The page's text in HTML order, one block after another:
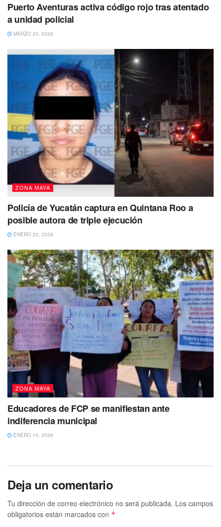
Puerto Aventuras activa código rojo tras atentado
a unidad policial
MARZO 20, 2026
ZONA MAYA
Policía de Yucatán captura en Quintana Roo a
posible autora de triple ejecución
ENERO 23, 2026
ZONA MAYA
Educadores de FCP se manifiestan ante
indiferencia municipal
ENERO 14, 2026
Deja un comentario
Tu dirección de correo electrónico no será publicada. Los campos
obligatorios están marcados con *